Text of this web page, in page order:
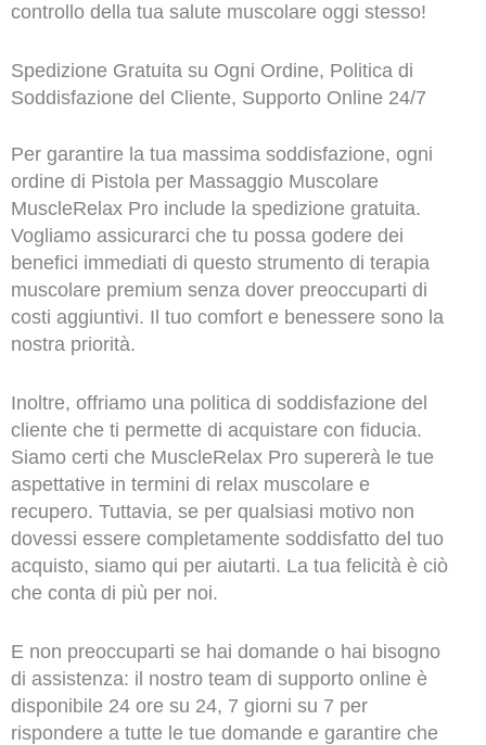
controllo della tua salute muscolare oggi stesso!
Spedizione Gratuita su Ogni Ordine, Politica di
Soddisfazione del Cliente, Supporto Online 24/7
Per garantire la tua massima soddisfazione, ogni
ordine di Pistola per Massaggio Muscolare
MuscleRelax Pro include la spedizione gratuita.
Vogliamo assicurarci che tu possa godere dei
benefici immediati di questo strumento di terapia
muscolare premium senza dover preoccuparti di
costi aggiuntivi. Il tuo comfort e benessere sono la
nostra priorità.
Inoltre, offriamo una politica di soddisfazione del
cliente che ti permette di acquistare con fiducia.
Siamo certi che MuscleRelax Pro supererà le tue
aspettative in termini di relax muscolare e
recupero. Tuttavia, se per qualsiasi motivo non
dovessi essere completamente soddisfatto del tuo
acquisto, siamo qui per aiutarti. La tua felicità è ciò
che conta di più per noi.
E non preoccuparti se hai domande o hai bisogno
di assistenza: il nostro team di supporto online è
disponibile 24 ore su 24, 7 giorni su 7 per
rispondere a tutte le tue domande e garantire che